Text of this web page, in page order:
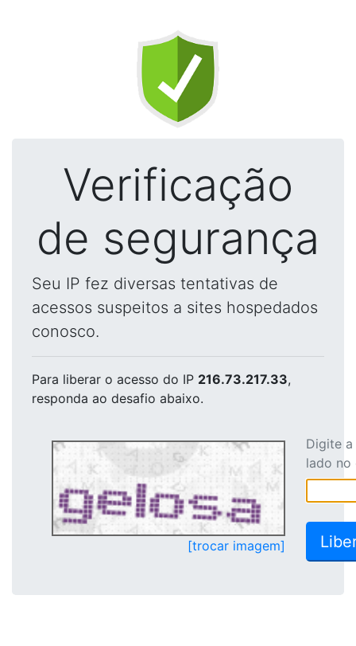
Verificação
de segurança
Seu IP fez diversas tentativas de
acessos suspeitos a sites hospedados
conosco.
Para liberar o acesso do IP 216.73.217.33,
responda ao desafio abaixo.
[trocar imagem]
Digite
lado no